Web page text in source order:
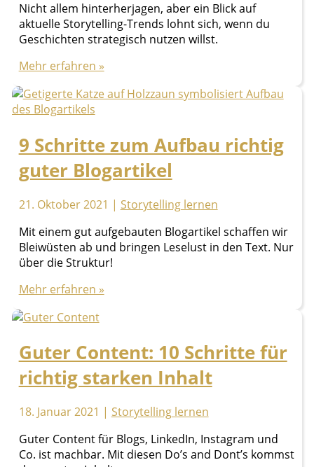
Nicht allem hinterherjagen, aber ein Blick auf
aktuelle Storytelling-Trends lohnt sich, wenn du
Geschichten strategisch nutzen willst.
4
Storytelling-
Trends
Prognosen
Mehr erfahren »
9 Schritte zum Aufbau richtig
guter Blogartikel
21. Oktober 2021 | Storytelling lernen
Mit einem gut aufgebauten Blogartikel schaffen wir
Bleiwüsten ab und bringen Leselust in den Text. Nur
über die Struktur!
9
zum
richtig
guter
Blogartikel
Mehr erfahren »
Guter Content: 10 Schritte für
richtig starken Inhalt
18. Januar 2021 | Storytelling lernen
Guter Content für Blogs, LinkedIn, Instagram und
Co. ist machbar. Mit diesen Do’s and Dont’s kommst